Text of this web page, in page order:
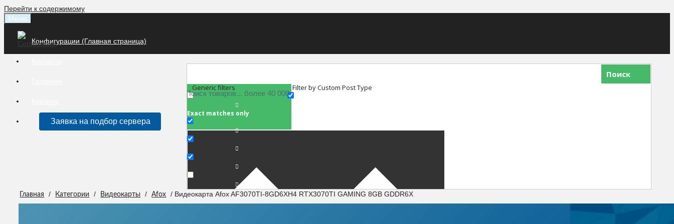
Перейти к содержимому
Меню
Конфигурации (Главная страница)
Заявка на подбор сервера
Поиск
Generic filters
Exact matches only
Filter by Custom Post Type
Главная / Категории / Видеокарты / Afox / Видеокарта Afox AF3070TI-8GD6XH4 RTX3070TI GAMING 8GB GDDR6X